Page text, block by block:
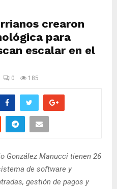
crearon
para
escalar en el
0 185
González Manucci tienen 26
de software y
gestión de pagos y